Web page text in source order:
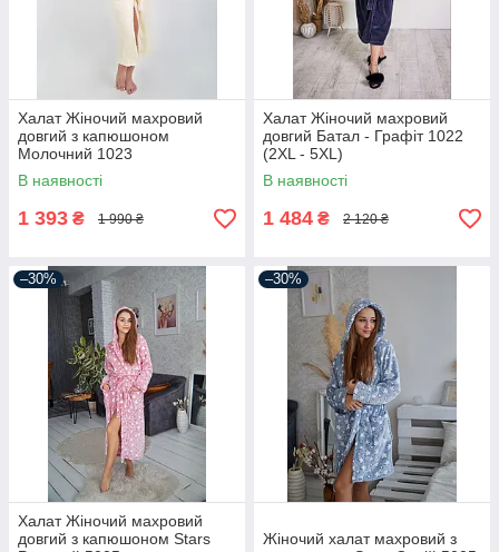
Халат Жіночий махровий
довгий з капюшоном
Молочний 1023
В наявності
1 393 ₴ 1 990 ₴
Халат Жіночий махровий
довгий Батал - Графіт 1022
(2XL - 5XL)
В наявності
1 484 ₴ 2 120 ₴
–30%
Халат Жіночий махровий
довгий з капюшоном Stars
–30%
Жіночий халат махровий з